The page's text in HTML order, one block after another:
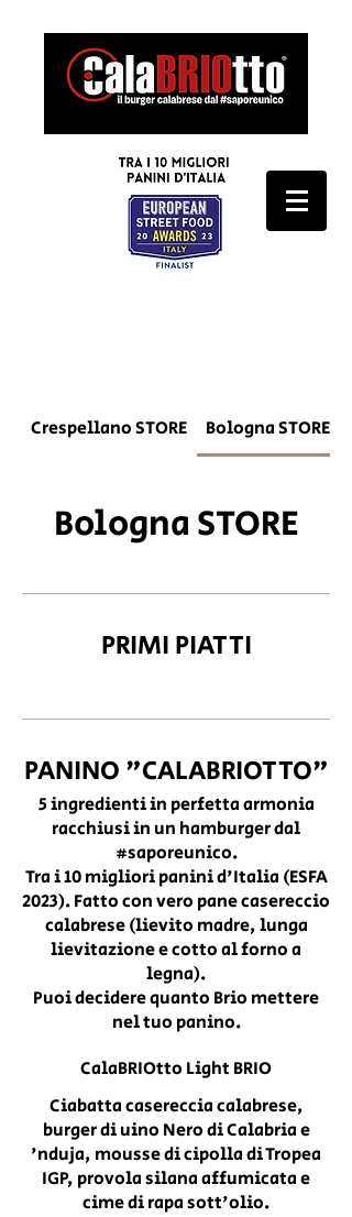
Crespellano STORE Bologna STORE
Bologna STORE
PRIMI PIATTI
PANINO "CALABRIOTTO"
5 ingredienti in perfetta armonia
racchiusi in un hamburger dal
#saporeunico.
Tra i 10 migliori panini d'Italia (ESFA
2023). Fatto con vero pane casereccio
calabrese (lievito madre, lunga
lievitazione e cotto al forno a
legna).
Puoi decidere quanto Brio mettere
nel tuo panino.
CalaBRIOtto Light BRIO
Ciabatta casereccia calabrese,
burger di uino Nero di Calabria e
'nduja, mousse di cipolla di Tropea
IGP, provola silana affumicata e
cime di rapa sott'olio.